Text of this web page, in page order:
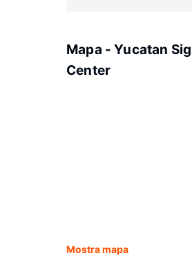
Mapa - Yucatan
Center
Mostra mapa